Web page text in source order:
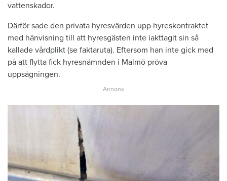
vattenskador.
Därför sade den privata hyresvärden upp hyreskontraktet
med hänvisning till att hyresgästen inte iakttagit sin så
kallade vårdplikt (se faktaruta). Eftersom han inte gick med
på att flytta fick hyresnämnden i Malmö pröva
uppsägningen.